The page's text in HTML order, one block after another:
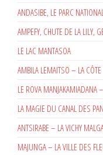
ANDASIBE, LE PARC
AMPEFY, CHUTE DE LA LILY,
LE LAC MANTASOA
AMBILA LEMAITSO – LA CÔTE
LE ROVA MANJAKAMIADANA
LA MAGIE DU CANAL DES
ANTSIRABE – LA VICHY
MAJUNGA – LA VILLE DES